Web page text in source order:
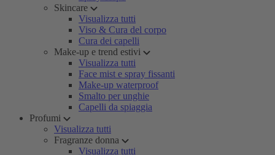
Skincare
Visualizza tutti
Viso & Cura del corpo
Cura dei capelli
Make-up e trend estivi
Visualizza tutti
Face mist e spray fissanti
Make-up waterproof
Smalto per unghie
Capelli da spiaggia
Profumi
Visualizza tutti
Fragranze donna
Visualizza tutti